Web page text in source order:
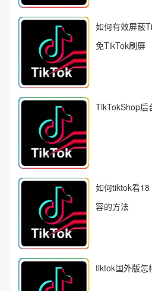
如何有效屏蔽
免TikTok刷屏
TikTokShop后
如何tiktok看
容的方法
tiktok国外版怎